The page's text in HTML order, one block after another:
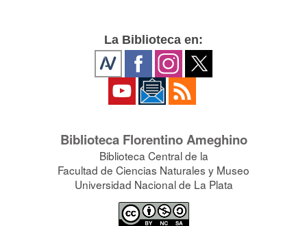
La Biblioteca en:
Biblioteca Florentino Ameghino
Biblioteca Central de la
Facultad de Ciencias Naturales y Museo
Universidad Nacional de La Plata